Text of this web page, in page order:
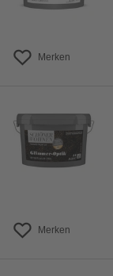
Merken
Merken